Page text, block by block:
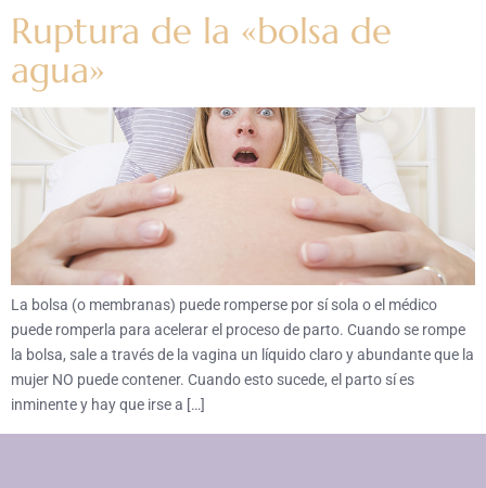
Ruptura de la «bolsa de
agua»
La bolsa (o membranas) puede romperse por sí sola o el médico
puede romperla para acelerar el proceso de parto. Cuando se rompe
la bolsa, sale a través de la vagina un líquido claro y abundante que la
mujer NO puede contener. Cuando esto sucede, el parto sí es
inminente y hay que irse a […]